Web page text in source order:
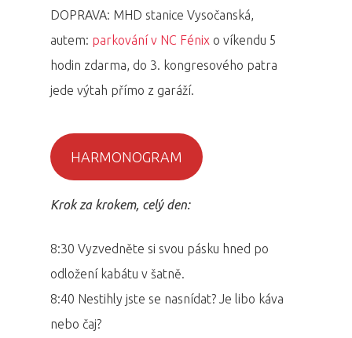
DOPRAVA: MHD stanice Vysočanská,
autem: parkování v NC Fénix o víkendu 5
hodin zdarma, do 3. kongresového patra
jede výtah přímo z garáží.
HARMONOGRAM
Krok za krokem, celý den:
8:30 Vyzvedněte si svou pásku hned po
odložení kabátu v šatně.
8:40 Nestihly jste se nasnídat? Je libo káva
nebo čaj?